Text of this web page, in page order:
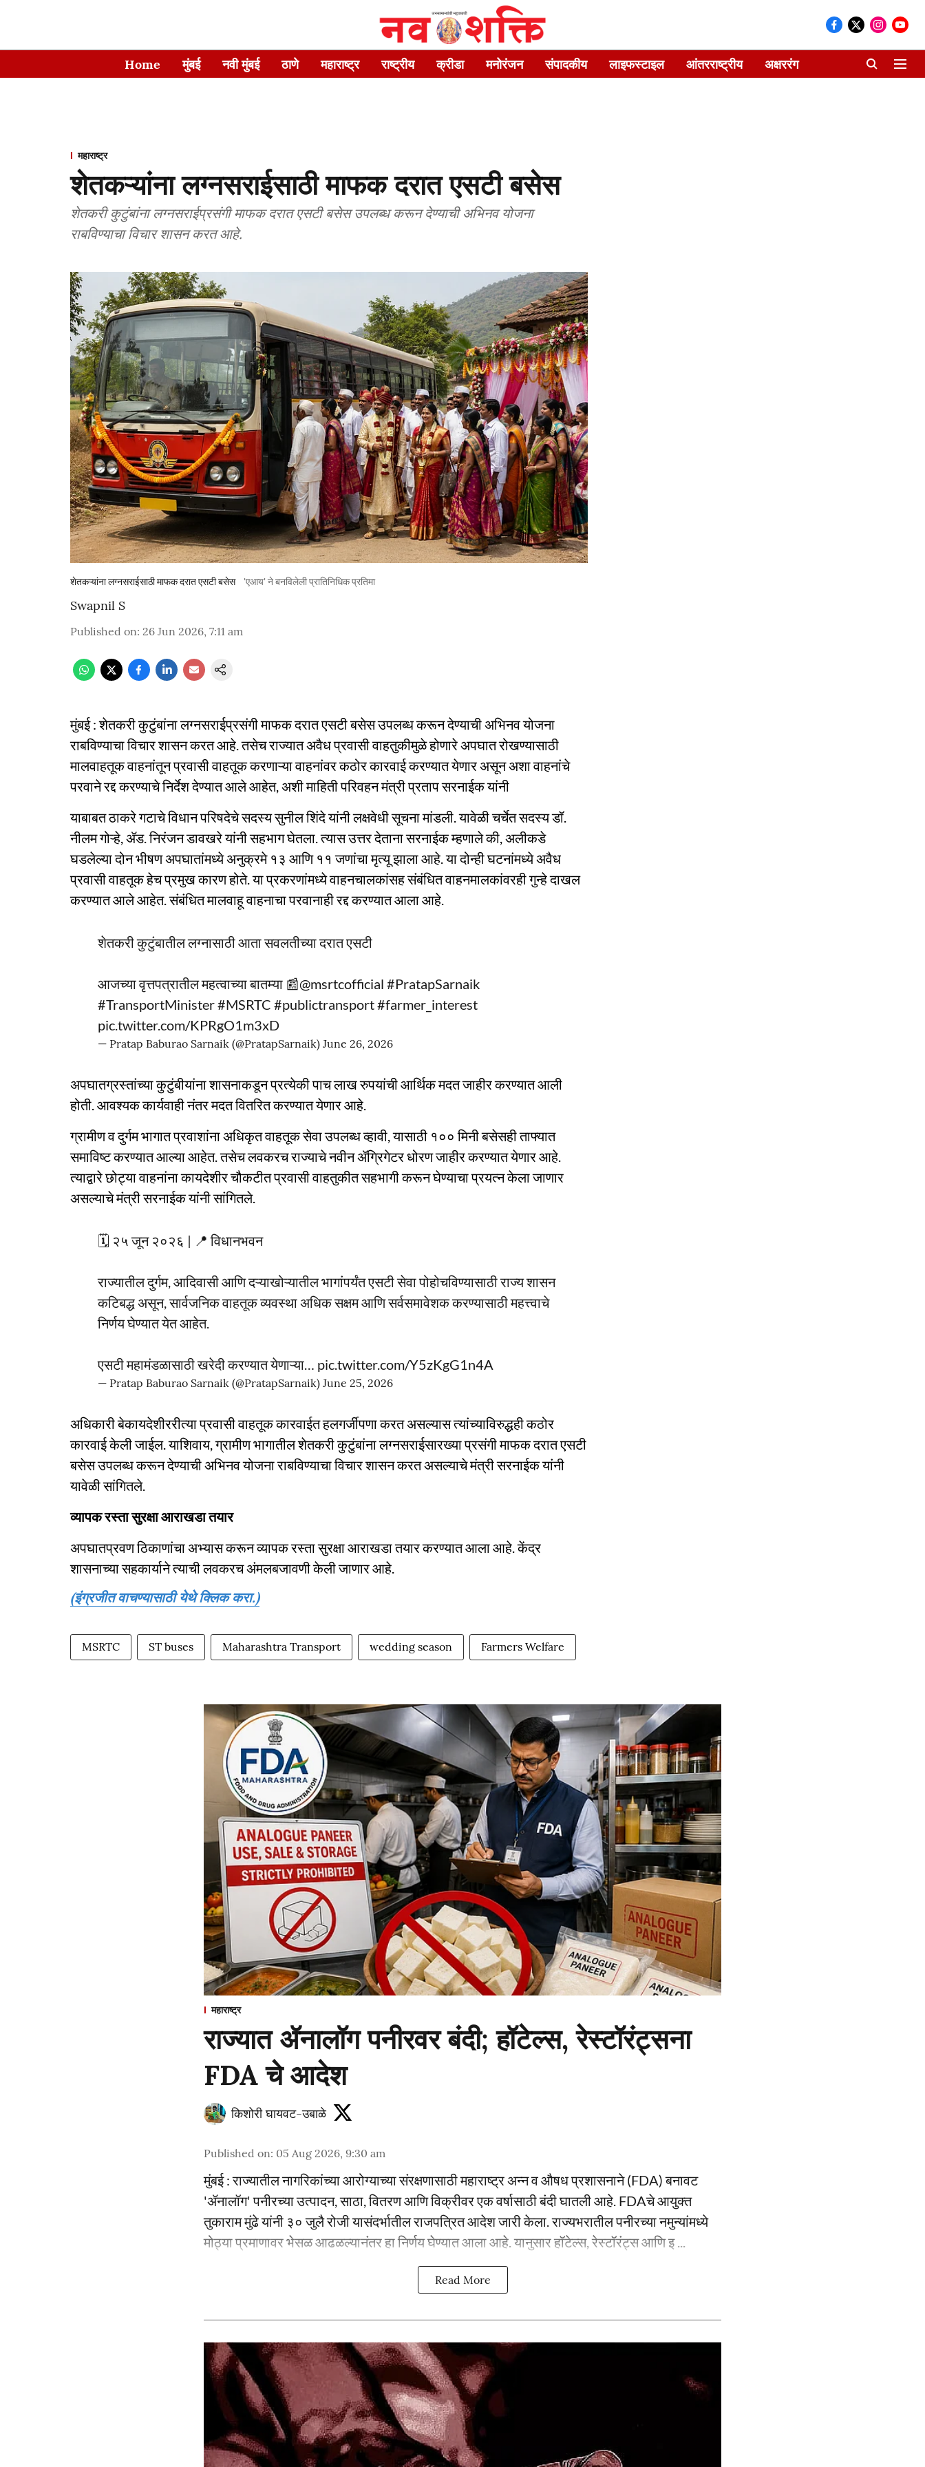
Home मुंबई नवी मुंबई ठाणे महाराष्ट्र राष्ट्रीय क्रीडा मनोरंजन संपादकीय लाइफस्टाइल आंतरराष्ट्रीय अक्षररंग
महाराष्ट्र
शेतकऱ्यांना लग्नसराईसाठी माफक दरात एसटी बसेस
शेतकरी कुटुंबांना लग्नसराईप्रसंगी माफक दरात एसटी बसेस उपलब्ध करून देण्याची अभिनव योजना
राबविण्याचा विचार शासन करत आहे.
शेतकऱ्यांना लग्नसराईसाठी माफक दरात एसटी बसेस 'एआय' ने बनविलेली प्रातिनिधिक प्रतिमा
Swapnil S
Published on: 26 Jun 2026, 7:11 am
मुंबई : शेतकरी कुटुंबांना लग्नसराईप्रसंगी माफक दरात एसटी बसेस उपलब्ध करून देण्याची अभिनव योजना
राबविण्याचा विचार शासन करत आहे. तसेच राज्यात अवैध प्रवासी वाहतुकीमुळे होणारे अपघात रोखण्यासाठी
मालवाहतूक वाहनांतून प्रवासी वाहतूक करणाऱ्या वाहनांवर कठोर कारवाई करण्यात येणार असून अशा वाहनांचे
परवाने रद्द करण्याचे निर्देश देण्यात आले आहेत, अशी माहिती परिवहन मंत्री प्रताप सरनाईक यांनी
याबाबत ठाकरे गटाचे विधान परिषदेचे सदस्य सुनील शिंदे यांनी लक्षवेधी सूचना मांडली. यावेळी चर्चेत सदस्य डॉ.
नीलम गोऱ्हे, ॲड. निरंजन डावखरे यांनी सहभाग घेतला. त्यास उत्तर देताना सरनाईक म्हणाले की, अलीकडे
घडलेल्या दोन भीषण अपघातांमध्ये अनुक्रमे १३ आणि ११ जणांचा मृत्यू झाला आहे. या दोन्ही घटनांमध्ये अवैध
प्रवासी वाहतूक हेच प्रमुख कारण होते. या प्रकरणांमध्ये वाहनचालकांसह संबंधित वाहनमालकांवरही गुन्हे दाखल
करण्यात आले आहेत. संबंधित मालवाहू वाहनाचा परवानाही रद्द करण्यात आला आहे.
शेतकरी कुटुंबातील लग्नासाठी आता सवलतीच्या दरात एसटी
आजच्या वृत्तपत्रातील महत्वाच्या बातम्या 📰@msrtcofficial #PratapSarnaik
#TransportMinister#MSRTC #publictransport#farmer_interest
pic.twitter.com/KPRgO1m3xD
— Pratap Baburao Sarnaik (@PratapSarnaik) June 26, 2026
अपघातग्रस्तांच्या कुटुंबीयांना शासनाकडून प्रत्येकी पाच लाख रुपयांची आर्थिक मदत जाहीर करण्यात आली
होती. आवश्यक कार्यवाही नंतर मदत वितरित करण्यात येणार आहे.
ग्रामीण व दुर्गम भागात प्रवाशांना अधिकृत वाहतूक सेवा उपलब्ध व्हावी, यासाठी १०० मिनी बसेसही ताफ्यात
समाविष्ट करण्यात आल्या आहेत. तसेच लवकरच राज्याचे नवीन ॲग्रिगेटर धोरण जाहीर करण्यात येणार आहे.
त्याद्वारे छोट्या वाहनांना कायदेशीर चौकटीत प्रवासी वाहतुकीत सहभागी करून घेण्याचा प्रयत्न केला जाणार
असल्याचे मंत्री सरनाईक यांनी सांगितले.
🗓️ २५ जून २०२६ | 📍 विधानभवन
राज्यातील दुर्गम, आदिवासी आणि दऱ्याखोऱ्यातील भागांपर्यंत एसटी सेवा पोहोचविण्यासाठी राज्य शासन
कटिबद्ध असून, सार्वजनिक वाहतूक व्यवस्था अधिक सक्षम आणि सर्वसमावेशक करण्यासाठी महत्त्वाचे
निर्णय घेण्यात येत आहेत.
एसटी महामंडळासाठी खरेदी करण्यात येणाऱ्या… pic.twitter.com/Y5zKgG1n4A
— Pratap Baburao Sarnaik (@PratapSarnaik) June 25, 2026
अधिकारी बेकायदेशीररीत्या प्रवासी वाहतूक कारवाईत हलगर्जीपणा करत असल्यास त्यांच्याविरुद्धही कठोर
कारवाई केली जाईल. याशिवाय, ग्रामीण भागातील शेतकरी कुटुंबांना लग्नसराईसारख्या प्रसंगी माफक दरात एसटी
बसेस उपलब्ध करून देण्याची अभिनव योजना राबविण्याचा विचार शासन करत असल्याचे मंत्री सरनाईक यांनी
यावेळी सांगितले.
व्यापक रस्ता सुरक्षा आराखडा तयार
अपघातप्रवण ठिकाणांचा अभ्यास करून व्यापक रस्ता सुरक्षा आराखडा तयार करण्यात आला आहे. केंद्र
शासनाच्या सहकार्याने त्याची लवकरच अंमलबजावणी केली जाणार आहे.
(इंग्रजीत वाचण्यासाठी येथे क्लिक करा.)
MSRTC ST buses Maharashtra Transport wedding season Farmers Welfare
महाराष्ट्र
राज्यात ॲनालॉग पनीरवर बंदी; हॉटेल्स, रेस्टॉरंट्सना
FDA चे आदेश
किशोरी घायवट-उबाळे
Published on: 05 Aug 2026, 9:30 am
मुंबई : राज्यातील नागरिकांच्या आरोग्याच्या संरक्षणासाठी महाराष्ट्र अन्न व औषध प्रशासनाने (FDA) बनावट
'ॲनालॉग' पनीरच्या उत्पादन, साठा, वितरण आणि विक्रीवर एक वर्षासाठी बंदी घातली आहे. FDAचे आयुक्त
तुकाराम मुंढे यांनी ३० जुलै रोजी यासंदर्भातील राजपत्रित आदेश जारी केला. राज्यभरातील पनीरच्या नमुन्यांमध्ये
मोठ्या प्रमाणावर भेसळ आढळल्यानंतर हा निर्णय घेण्यात आला आहे. यानुसार हॉटेल्स, रेस्टॉरंट्स आणि इ ...
Read More